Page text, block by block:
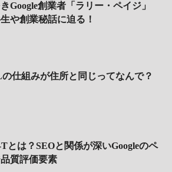
Google創業者「ラリー・ペイジ」
や創業秘話に迫る！
仕組みが住所と同じってなんで？
とは？SEOと関係が深いGoogleのペ
質評価要素